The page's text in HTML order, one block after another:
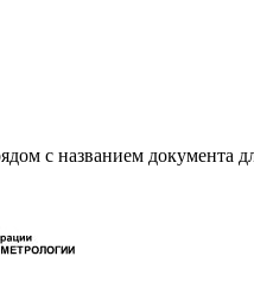
с названием документа